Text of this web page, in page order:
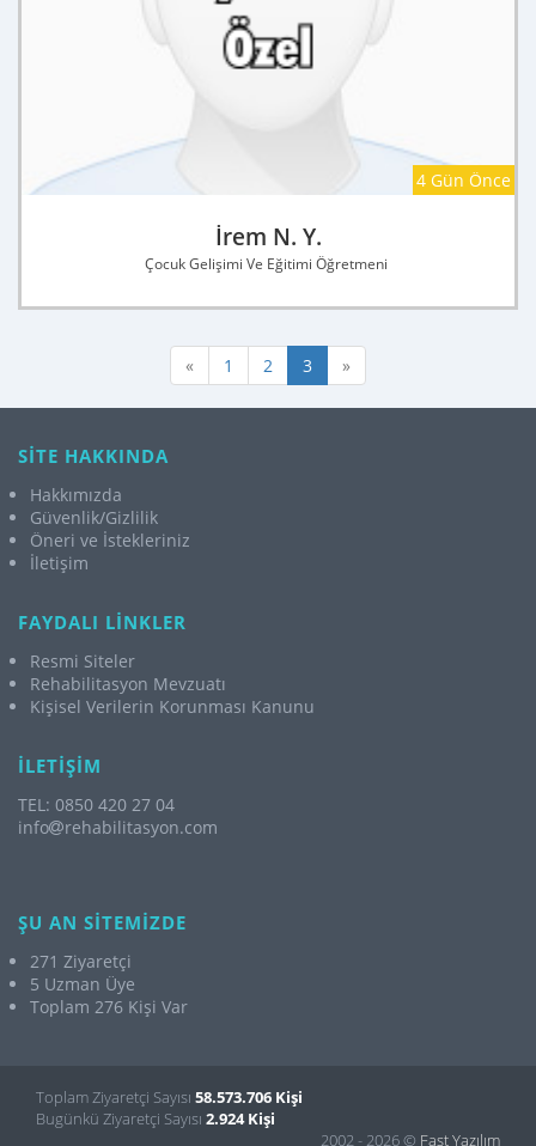
4 Gün Önce
İrem N. Y.
Çocuk Gelişimi Ve Eğitimi Öğretmeni
« 1 2 3 »
SİTE HAKKINDA
Hakkımızda
Güvenlik/Gizlilik
Öneri ve İstekleriniz
İletişim
FAYDALI LİNKLER
Resmi Siteler
Rehabilitasyon Mevzuatı
Kişisel Verilerin Korunması Kanunu
İLETİŞİM
TEL: 0850 420 27 04
info
rehabilitasyon.com
ŞU AN SİTEMİZDE
271 Ziyaretçi
5 Uzman Üye
Toplam 276 Kişi Var
Toplam Ziyaretçi Sayısı 58.573.706 Kişi
Bugünkü Ziyaretçi Sayısı 2.924 Kişi
2002 - 2026 © Fast Yazılım